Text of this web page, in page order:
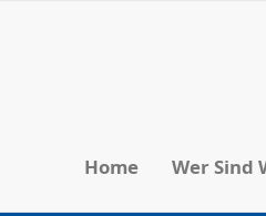
Home Wer Sind